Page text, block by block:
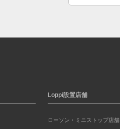
Loppi設置店舗
ローソン・ミニストップ店舗